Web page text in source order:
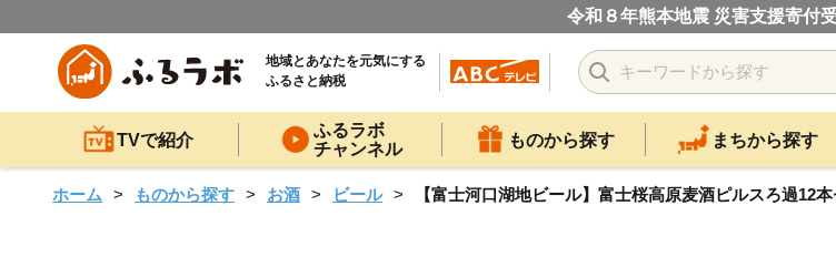
令和８年熊本地震 災害支援寄付
地域とあなたを元気にする
ふるさと納税
TVで紹介
ふるラボ
チャンネル
ものから探す まちから探す
ホーム ものから探す お酒 ビール 【富士河口湖地ビール】富士桜高原麦酒ピルスろ過12本